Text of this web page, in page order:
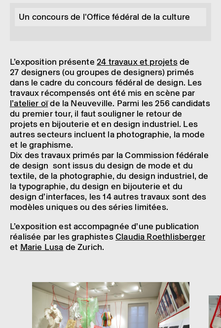
Un concours de l'Office fédéral de la culture
L’ex­po­si­tion présente 24 travaux et projetsde
27 desi­gners (ou groupes de desi­gners) primés
dans le cadre du concours fédé­ral de design. Les
travaux récom­pen­sés ont été mis en scène par
l’ate­lier oïde la Neuve­ville. Parmi les 256 candi­dats
du premier tour, il faut souli­gner le retour de
projets en bijou­te­rie et en design indus­triel. Les
autres secteurs incluent la photo­gra­phie, la mode
et le graphisme.
Dix des travaux primés par la Commis­sion fédé­rale
de design sont issus du design de mode et du
textile, de la photo­gra­phie, du design indus­triel, de
la typo­gra­phie, du design en bijou­te­rie et du
design d’in­ter­faces, les 14 autres travaux sont des
modèles uniques ou des séries limi­tées.
L’ex­po­si­tion est accom­pa­gnée d’une publi­ca­tion
réali­sée par les graphistesClau­dia Roeth­lis­ber­ger
et Marie Lusa de Zurich.